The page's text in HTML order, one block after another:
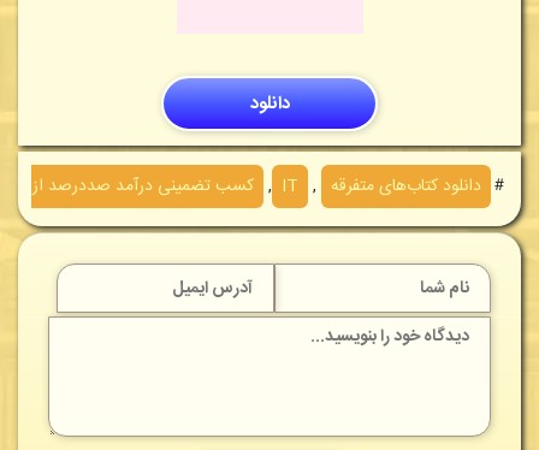
دانلود
＃ دانلود کتاب‌های متفرقه ,
IT
, کسب تضمینی درآمد صددرصد از